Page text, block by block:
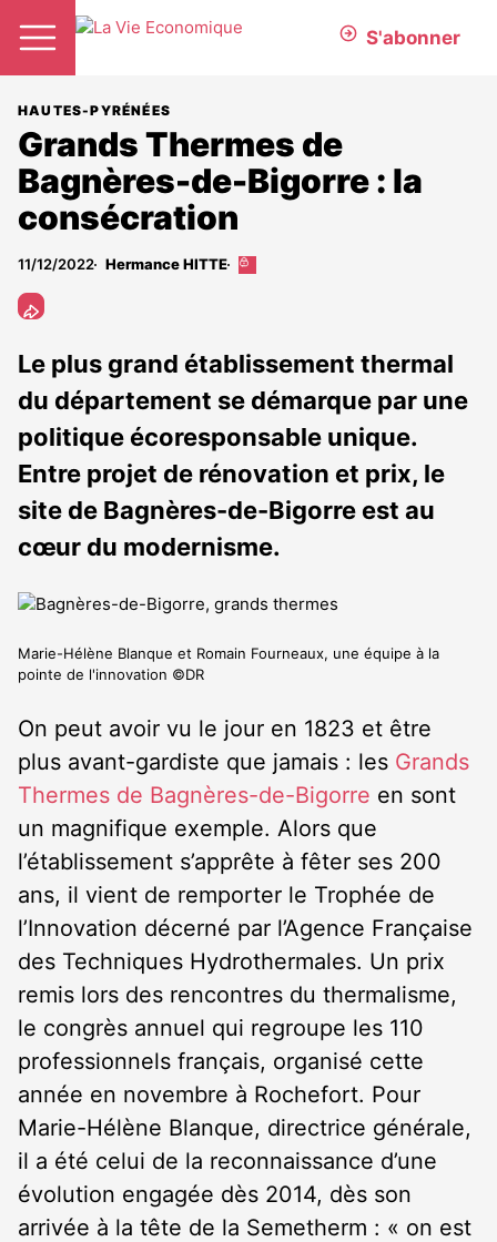
S'abonner
HAUTES-PYRÉNÉES
Grands Thermes de
Bagnères-de-Bigorre : la
consécration
11/12/2022 Hermance HITTE
Cet
aux
abonnés
Le plus grand établissement thermal
du département se démarque par une
politique écoresponsable unique.
Entre projet de rénovation et prix, le
site de Bagnères-de-Bigorre est au
cœur du modernisme.
Marie-Hélène Blanque et Romain Fourneaux, une équipe à la
pointe de l'innovation ©DR
On peut avoir vu le jour en 1823 et être
plus avant-gardiste que jamais : les Grands
Thermes de Bagnères-de-Bigorre en sont
un magnifique exemple. Alors que
l’établissement s’apprête à fêter ses 200
ans, il vient de remporter le Trophée de
l’Innovation décerné par l’Agence Française
des Techniques Hydrothermales. Un prix
remis lors des rencontres du thermalisme,
le congrès annuel qui regroupe les 110
professionnels français, organisé cette
année en novembre à Rochefort. Pour
Marie-Hélène Blanque, directrice générale,
il a été celui de la reconnaissance d’une
évolution engagée dès 2014, dès son
arrivée à la tête de la Semetherm : « on est